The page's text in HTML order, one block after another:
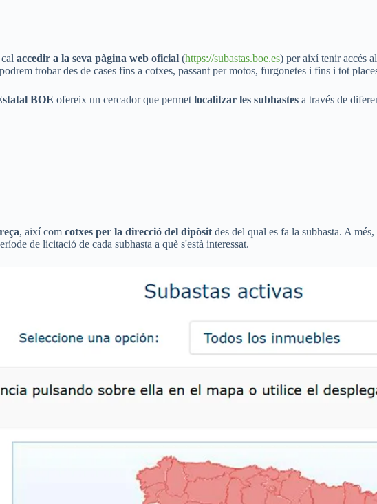
accedir a la seva pàgina web oficial (https://subastas.boe.es) per així tenir accés al
trobar des de cases fins a cotxes, passant per motos, furgonetes i fins i tot
BOE ofereix un cercador que permet localitzar les subhastes a través de
, així com cotxes per la direcció del dipòsit des del qual es fa la subhasta. A
de licitació de cada subhasta a què s'està interessat.